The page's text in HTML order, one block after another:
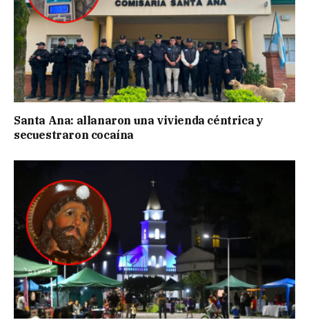
Santa Ana: allanaron una vivienda céntrica y
secuestraron cocaína